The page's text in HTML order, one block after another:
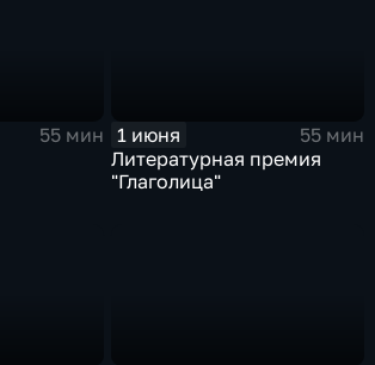
55 мин
1 июня
55 мин
Литературная премия
"Глаголица"